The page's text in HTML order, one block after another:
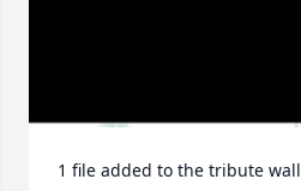
1 file added to the tribute wall